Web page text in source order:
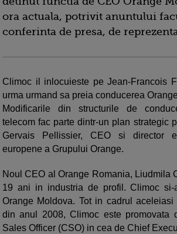
ora actuala, potrivit anuntului
conferinta de presa, de
Climoc il inlocuieste pe Jean-Francois
urma urmand sa preia conducerea
Modificarile din structurile de
telecom fac parte dintr-un plan strategic
Gervais Pellissier, CEO si director
europene a Grupului Orange.
Noul CEO al Orange Romania, Liudmila
19 ani in industria de profil. Climoc si-
Orange Moldova. Tot in cadrul aceleiasi
din anul 2008, Climoc este promovata
Sales Officer (CSO) in cea de Chief